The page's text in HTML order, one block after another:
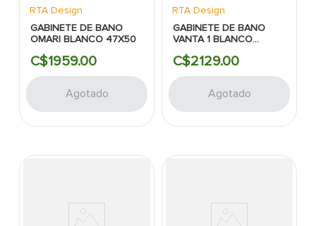
RTA Design
GABINETE DE BANO
OMARI BLANCO 47X50
C$1959.00
Agotado
RTA Design
GABINETE DE BANO
VANTA 1 BLANCO
C$2129.00
Agotado